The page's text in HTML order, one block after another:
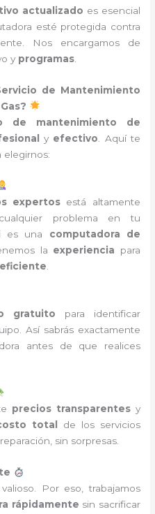
actualizado es esencial
esté protegida contra
Nos encargamos de
y programas
de Mantenimiento
de mantenimiento de
y efectivo . Aquí te
elegirnos:
expertosestá altamente
problema en tu
es una computadora de
la experiencia para
gratuito para identificar
Así sabrás exactamente
antes de que realices
precios transparentesy
total
de los servicios
sin sorpresas.
Por eso, trabajamos
rápidamente sin sacrificar